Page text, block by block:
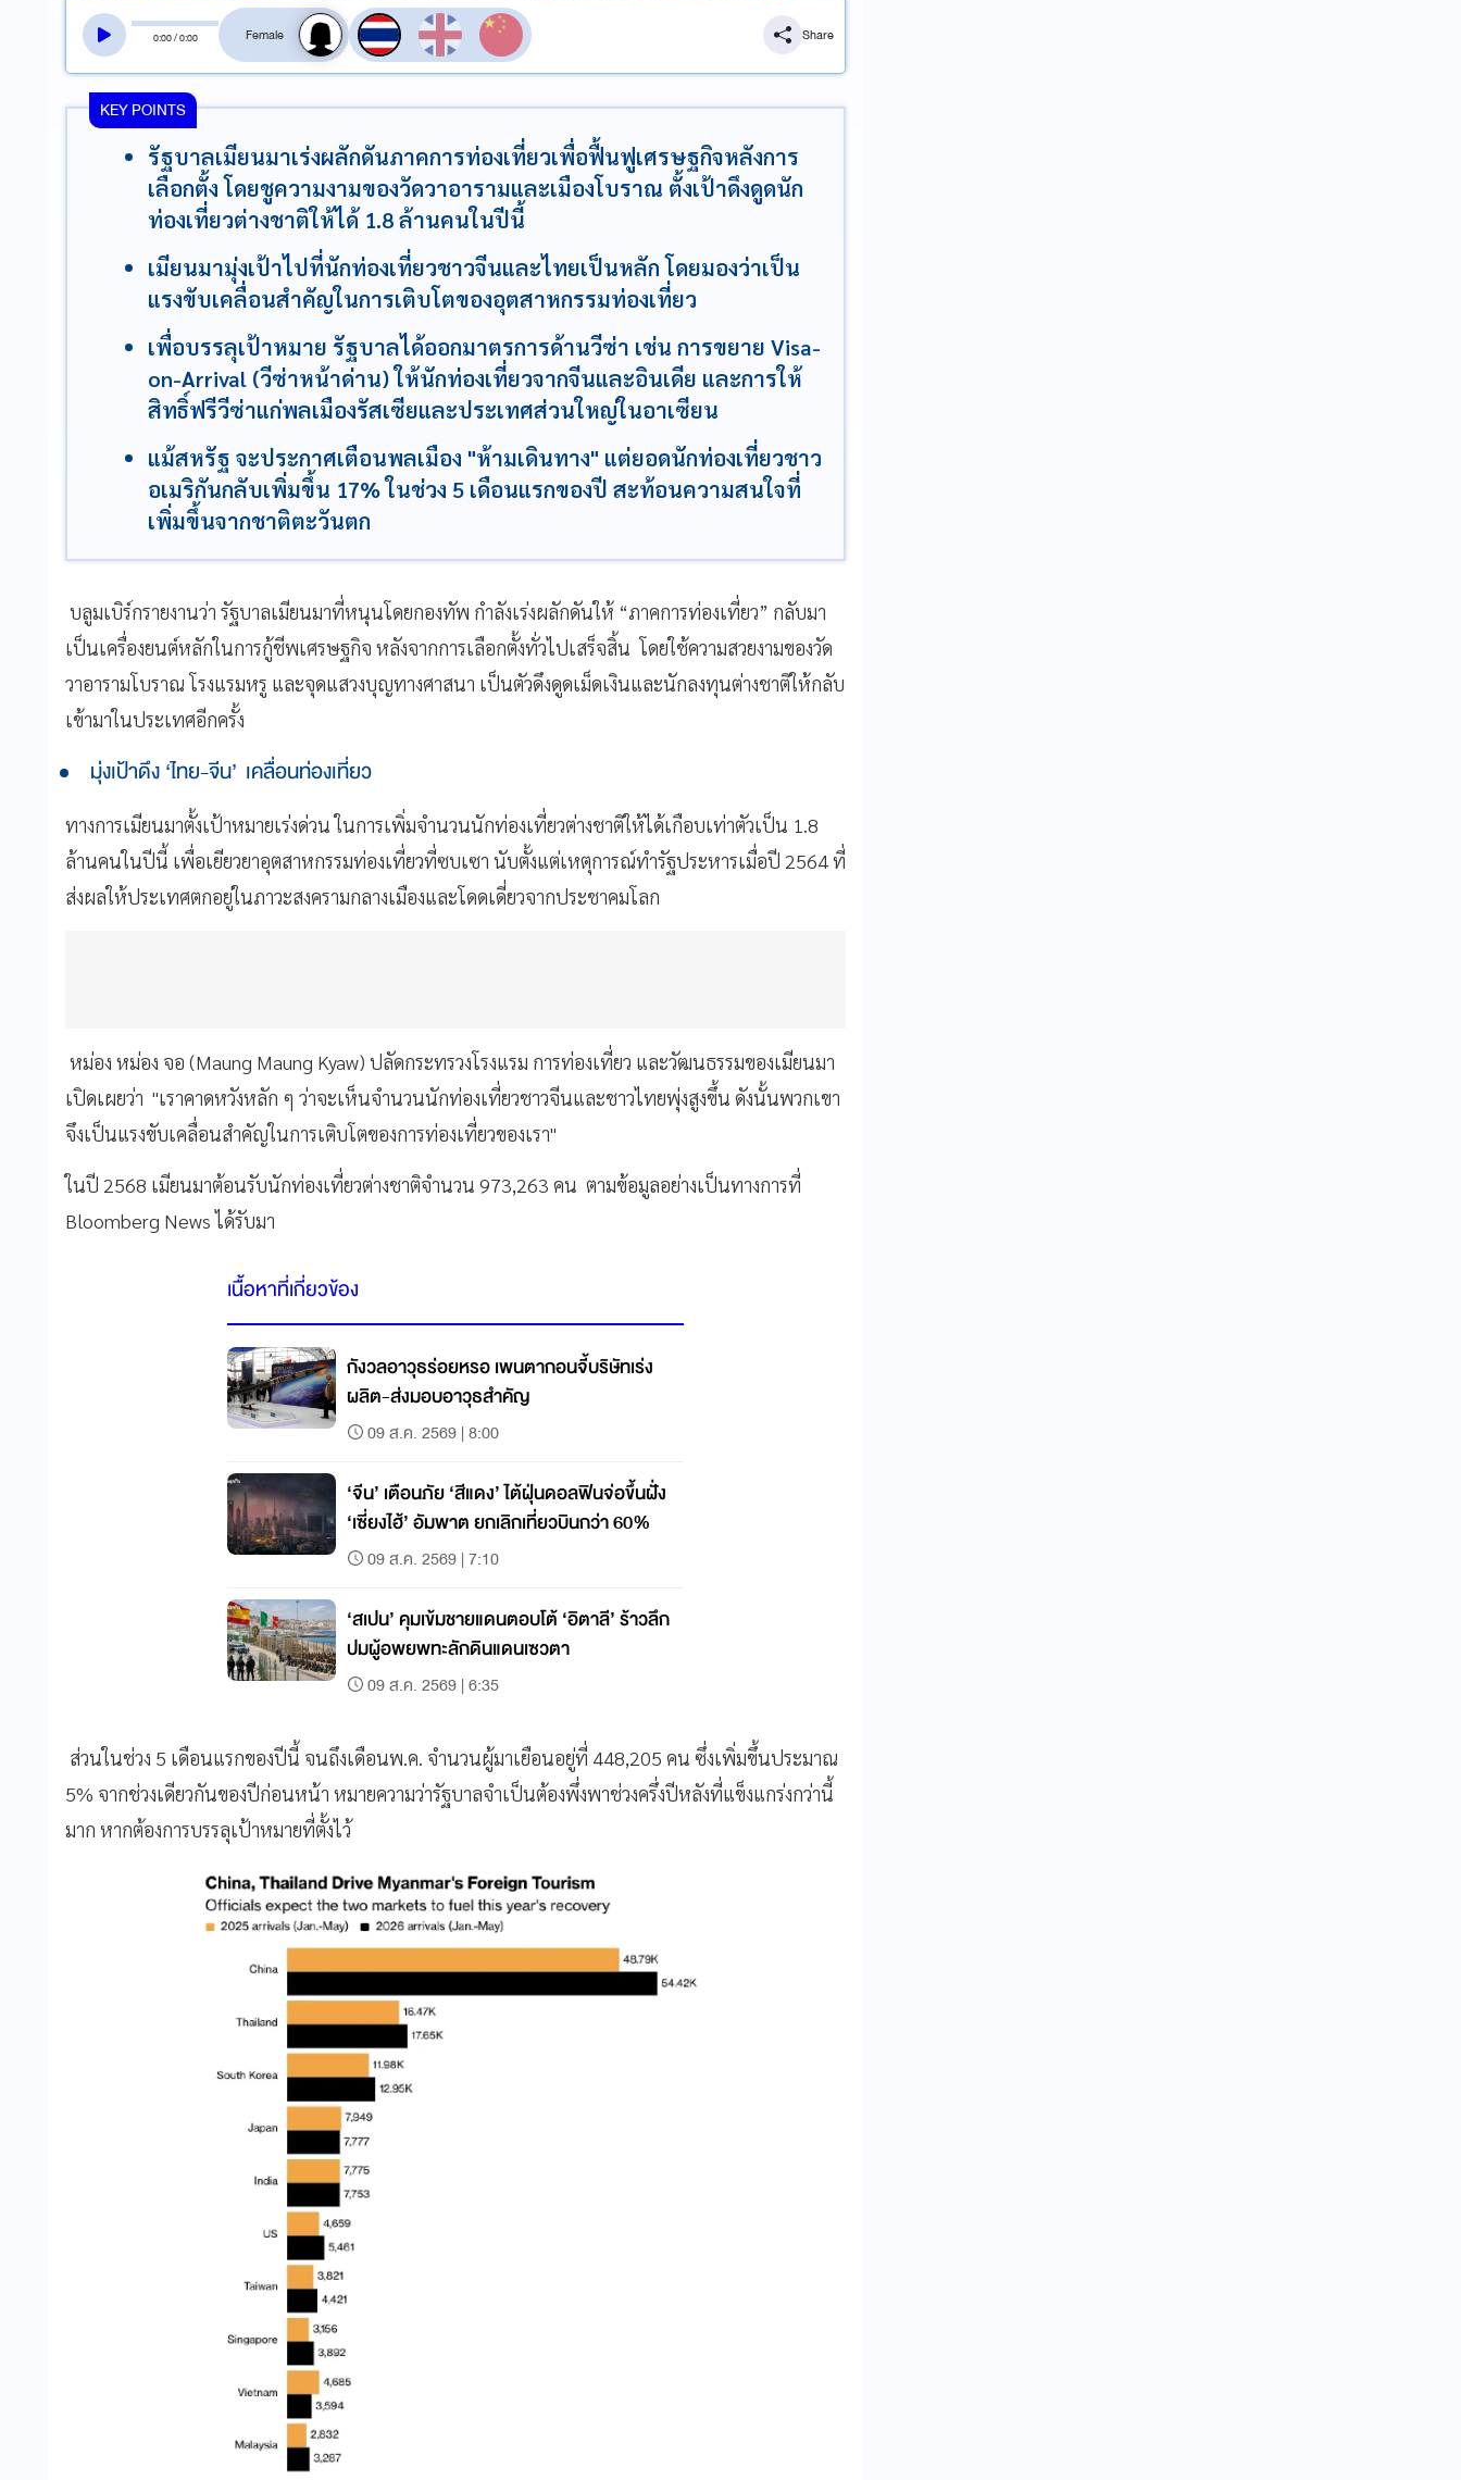
0:00/0:00
สลับเสียงอ่าน
Share
KEY POINTS
รัฐบาลเมียนมาเร่งผลักดันภาคการท่องเที่ยวเพื่อฟื้นฟูเศรษฐกิจหลังการ
เลือกตั้ง โดยชูความงามของวัดวาอารามและเมืองโบราณ ตั้งเป้าดึงดูดนัก
ท่องเที่ยวต่างชาติให้ได้ 1.8 ล้านคนในปีนี้
เมียนมามุ่งเป้าไปที่นักท่องเที่ยวชาวจีนและไทยเป็นหลัก โดยมองว่าเป็น
แรงขับเคลื่อนสำคัญในการเติบโตของอุตสาหกรรมท่องเที่ยว
เพื่อบรรลุเป้าหมาย รัฐบาลได้ออกมาตรการด้านวีซ่า เช่น การขยาย Visa-
on-Arrival (วีซ่าหน้าด่าน) ให้นักท่องเที่ยวจากจีนและอินเดีย และการให้
สิทธิ์ฟรีวีซ่าแก่พลเมืองรัสเซียและประเทศส่วนใหญ่ในอาเซียน
แม้สหรัฐ จะประกาศเตือนพลเมือง "ห้ามเดินทาง" แต่ยอดนักท่องเที่ยวชาว
อเมริกันกลับเพิ่มขึ้น 17% ในช่วง 5 เดือนแรกของปี สะท้อนความสนใจที่
เพิ่มขึ้นจากชาติตะวันตก
บลูมเบิร์กรายงานว่า รัฐบาลเมียนมาที่หนุนโดยกองทัพ กำลังเร่งผลักดันให้ “ภาคการท่องเที่ยว” กลับมา
เป็นเครื่องยนต์หลักในการกู้ชีพเศรษฐกิจ หลังจากการเลือกตั้งทั่วไปเสร็จสิ้น โดยใช้ความสวยงามของวัด
วาอารามโบราณ โรงแรมหรู และจุดแสวงบุญทางศาสนา เป็นตัวดึงดูดเม็ดเงินและนักลงทุนต่างชาติให้กลับ
เข้ามาในประเทศอีกครั้ง
มุ่งเป้าดึง ‘ไทย-จีน’ เคลื่อนท่องเที่ยว
ทางการเมียนมาตั้งเป้าหมายเร่งด่วน ในการเพิ่มจำนวนนักท่องเที่ยวต่างชาติให้ได้เกือบเท่าตัวเป็น 1.8
ล้านคนในปีนี้ เพื่อเยียวยาอุตสาหกรรมท่องเที่ยวที่ซบเซา นับตั้งแต่เหตุการณ์ทำรัฐประหารเมื่อปี 2564 ที่
ส่งผลให้ประเทศตกอยู่ในภาวะสงครามกลางเมืองและโดดเดี่ยวจากประชาคมโลก
หม่อง หม่อง จอ (Maung Maung Kyaw) ปลัดกระทรวงโรงแรม การท่องเที่ยว และวัฒนธรรมของเมียนมา
เปิดเผยว่า "เราคาดหวังหลัก ๆ ว่าจะเห็นจำนวนนักท่องเที่ยวชาวจีนและชาวไทยพุ่งสูงขึ้น ดังนั้นพวกเขา
จึงเป็นแรงขับเคลื่อนสำคัญในการเติบโตของการท่องเที่ยวของเรา"
ในปี 2568 เมียนมาต้อนรับนักท่องเที่ยวต่างชาติจำนวน 973,263 คน ตามข้อมูลอย่างเป็นทางการที่
Bloomberg News ได้รับมา
เนื้อหาที่เกี่ยวข้อง
กังวลอาวุธร่อยหรอ เพนตากอนจี้บริษัทเร่ง
ผลิต-ส่งมอบอาวุธสำคัญ
09 ส.ค. 2569 | 8:00
‘จีน’ เตือนภัย ‘สีแดง’ ไต้ฝุ่นดอลฟินจ่อขึ้นฝั่ง
‘เซี่ยงไฮ้’ อัมพาต ยกเลิกเที่ยวบินกว่า 60%
09 ส.ค. 2569 | 7:10
‘สเปน’ คุมเข้มชายแดนตอบโต้ ‘อิตาลี’ ร้าวลึก
ปมผู้อพยพทะลักดินแดนเซวตา
09 ส.ค. 2569 | 6:35
ส่วนในช่วง 5 เดือนแรกของปีนี้ จนถึงเดือนพ.ค. จำนวนผู้มาเยือนอยู่ที่ 448,205 คน ซึ่งเพิ่มขึ้นประมาณ
5% จากช่วงเดียวกันของปีก่อนหน้า หมายความว่ารัฐบาลจำเป็นต้องพึ่งพาช่วงครึ่งปีหลังที่แข็งแกร่งกว่านี้
มาก หากต้องการบรรลุเป้าหมายที่ตั้งไว้